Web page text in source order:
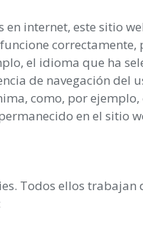
en internet, este sitio
correctamente,
el idioma que ha
de navegación del
como, por
en el sitio
Todos ellos